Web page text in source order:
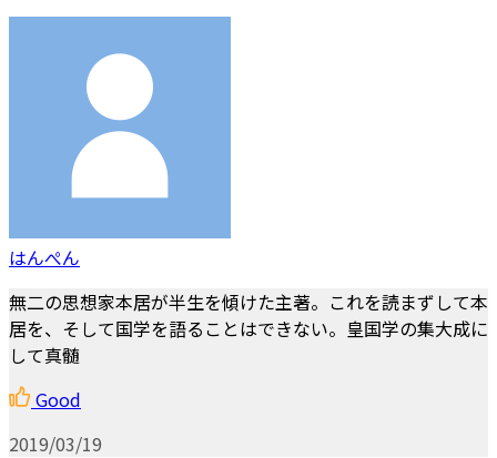
はんぺん
無二の思想家本居が半生を傾けた主著。これを読まずして本
居を、そして国学を語ることはできない。皇国学の集大成に
して真髄
Good
2019/03/19